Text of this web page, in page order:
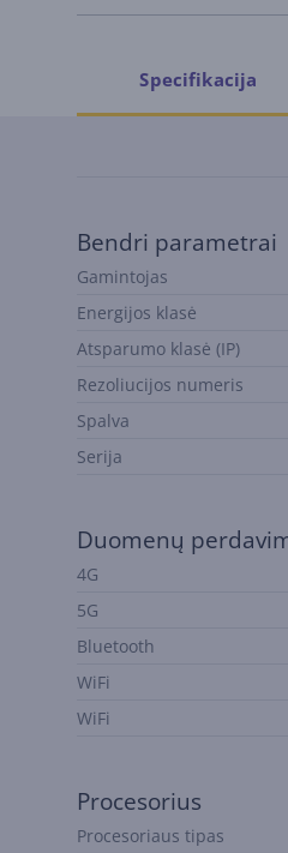
Specifikacija
Bendri parametrai
Gamintojas
Energijos klasė
Atsparumo klasė (IP)
Rezoliucijos numeris
Spalva
Serija
Duomenų
4G
5G
Bluetooth
WiFi
WiFi
Procesorius
Procesoriaus tipas